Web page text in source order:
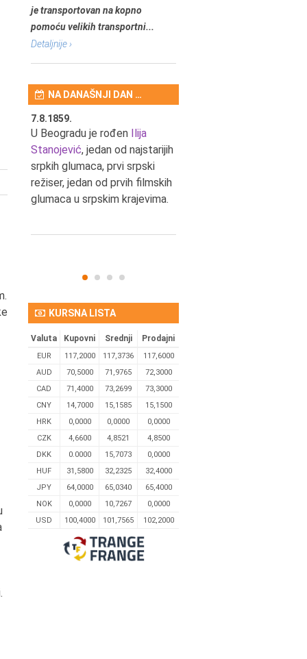
je transportovan na kopno
pomoću velikih transportni...
Detaljnije ›
NA DANAŠNJI DAN …
7.8.1859.
U Beogradu je rođen Ilija
Stanojević, jedan od najstarijih
srpkih glumaca, prvi srpski
režiser, jedan od prvih filmskih
glumaca u srpskim krajevima.
KURSNA LISTA
Valuta Kupovni Srednji Prodajni
EUR 117,2000 117,3736
117,6000
AUD
70,5000 71,9765
72,3000
CAD
71,4000 73,2699
73,3000
CNY
14,7000 15,1585
15,1500
HRK
0,0000 0,0000
0,0000
CZK
4,6600 4,8521
4,8500
DKK
0.0000 15,7073
0,0000
HUF
31,5800 32,2325
32,4000
JPY
64,0000 65,0340
65,4000
NOK
0,0000 10,7267
0,0000
USD
100,4000 101,7565 102,2000